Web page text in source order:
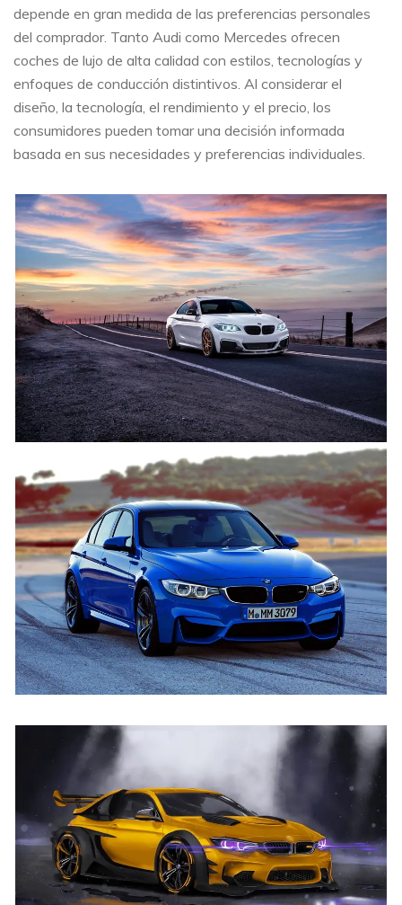
depende en gran medida de las preferencias personales
del comprador. Tanto Audi como Mercedes ofrecen
coches de lujo de alta calidad con estilos, tecnologías y
enfoques de conducción distintivos. Al considerar el
diseño, la tecnología, el rendimiento y el precio, los
consumidores pueden tomar una decisión informada
basada en sus necesidades y preferencias individuales.